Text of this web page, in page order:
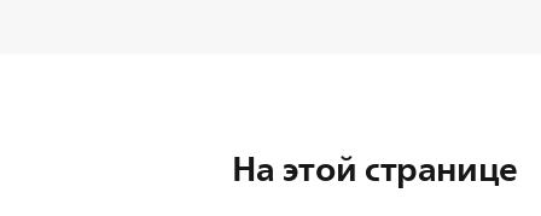
На этой странице